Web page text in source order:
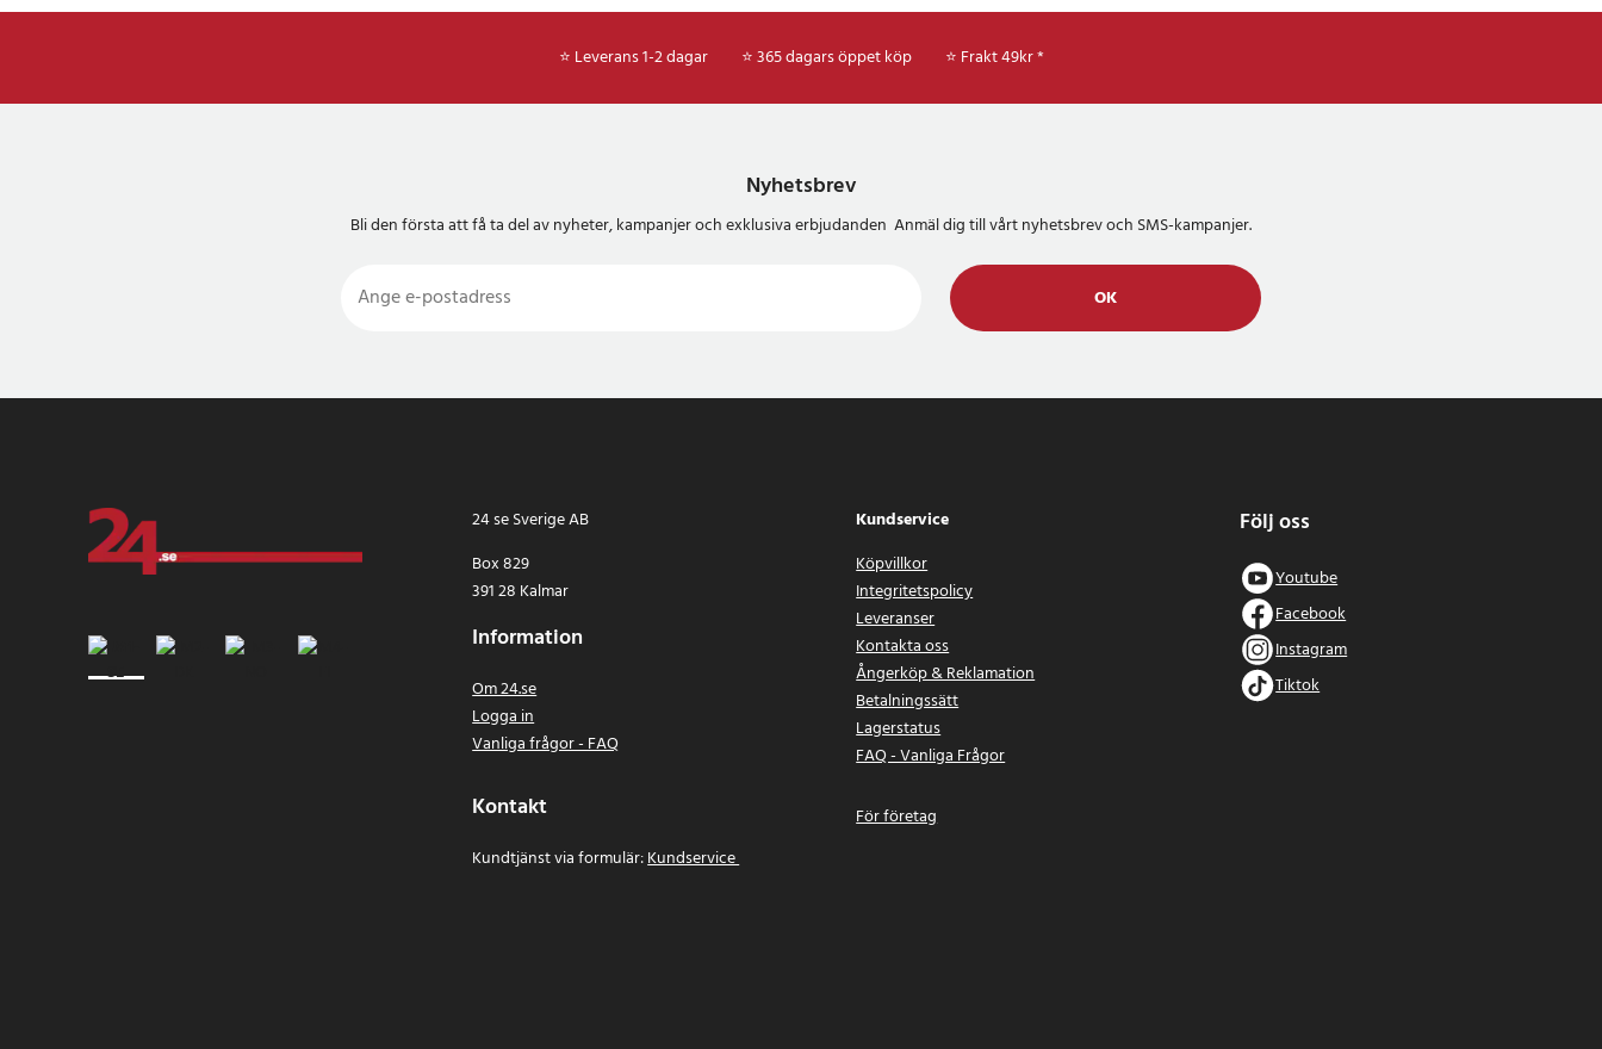
⭐ Leverans 1-2 dagar ⭐ 365 dagars öppet köp ⭐ Frakt 49kr *
Nyhetsbrev
Bli den första att få ta del av nyheter, kampanjer och exklusiva erbjudanden Anmäl dig till vårt nyhetsbrev och SMS-kampanjer.
OK
24 se Sverige AB
Box 829
391 28 Kalmar
Information
Om 24.se
Logga in
Vanliga frågor - FAQ
Kontakt
Kundtjänst via formulär:Kundservice
Kundservice
Köpvillkor
Integritetspolicy
Leveranser
Kontakta oss
Ångerköp & Reklamation
Betalningssätt
Lagerstatus
FAQ - Vanliga Frågor
För företag
Följ oss
Youtube
Facebook
Instagram
Tiktok